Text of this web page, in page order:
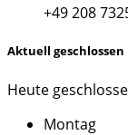
+49 208
Aktuell geschlossen
Heute
Montag